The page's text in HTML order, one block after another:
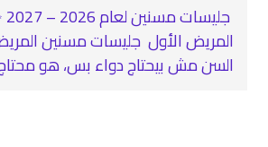
المريض الأول جليسات مسنين
السن مش بيحتاج دواء بس، هو محتاج